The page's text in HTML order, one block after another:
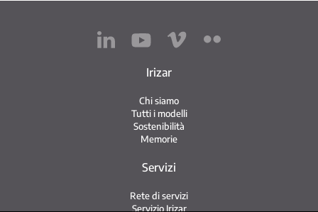
Irizar
Chi siamo
Tutti i modelli
Sostenibilità
Memorie
Servizi
Rete di servizi
Servizio Irizar